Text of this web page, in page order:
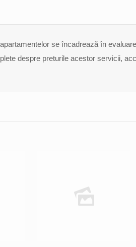
se încadrează în
despre preturile acestor servicii,